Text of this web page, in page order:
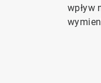
wpływ